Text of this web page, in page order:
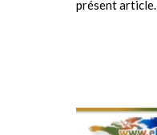
présent article.